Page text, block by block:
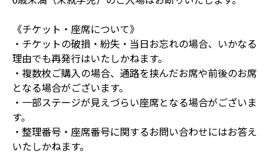
《チケット・座席について》
・チケットの破損・紛失・当日お忘れの場合、いかなる
理由でも再発行はいたしかねます。
・複数枚ご購入の場合、通路を挟んだお席や前後のお席
となる場合がございます。
・一部ステージが見えづらい座席となる場合がございま
す。
・整理番号・座席番号に関するお問い合わせにはお答え
いたしかねます。